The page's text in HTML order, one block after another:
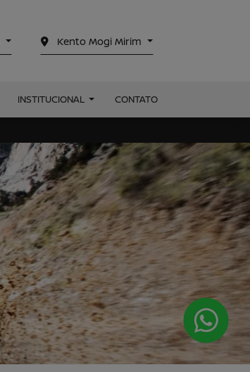
Kento Mogi Mirim
INSTITUCIONAL CONTATO